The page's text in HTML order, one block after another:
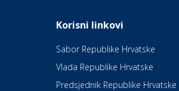
Daruvarske toplice –
Kultura i edukacija
Kazalište Kerempuh
Korisni linkovi
Sabor Republike Hrvatske
Vlada Republike Hrvatske
Predsjednik Republike Hrvatske